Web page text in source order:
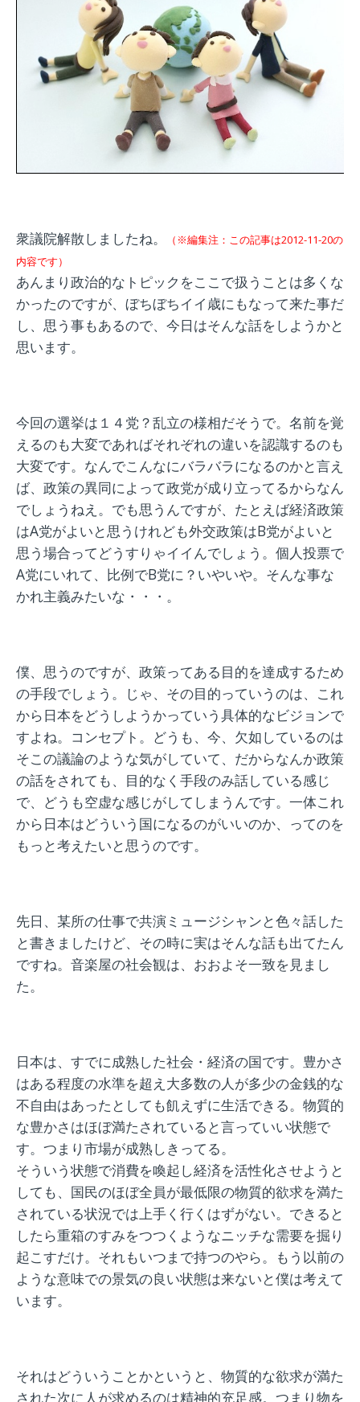
衆議院解散しましたね。
（※編集注：この記事は2012-11-20の
内容です）
あんまり政治的なトピックをここで扱うことは多くな
かったのですが、ぼちぼちイイ歳にもなって来た事だ
し、思う事もあるので、今日はそんな話をしようかと
思います。
今回の選挙は１４党？乱立の様相だそうで。名前を覚
えるのも大変であればそれぞれの違いを認識するのも
大変です。なんでこんなにバラバラになるのかと言え
ば、政策の異同によって政党が成り立ってるからなん
でしょうねえ。でも思うんですが、たとえば経済政策
はA党がよいと思うけれども外交政策はB党がよいと
思う場合ってどうすりゃイイんでしょう。個人投票で
A党にいれて、比例でB党に？いやいや。そんな事な
かれ主義みたいな・・・。
僕、思うのですが、政策ってある目的を達成するため
の手段でしょう。じゃ、その目的っていうのは、これ
から日本をどうしようかっていう具体的なビジョンで
すよね。コンセプト。どうも、今、欠如しているのは
そこの議論のような気がしていて、だからなんか政策
の話をされても、目的なく手段のみ話している感じ
で、どうも空虚な感じがしてしまうんです。一体これ
から日本はどういう国になるのがいいのか、ってのを
もっと考えたいと思うのです。
先日、某所の仕事で共演ミュージシャンと色々話した
と書きましたけど、その時に実はそんな話も出てたん
ですね。音楽屋の社会観は、おおよそ一致を見まし
た。
日本は、すでに成熟した社会・経済の国です。豊かさ
はある程度の水準を超え大多数の人が多少の金銭的な
不自由はあったとしても飢えずに生活できる。物質的
な豊かさはほぼ満たされていると言っていい状態で
す。つまり市場が成熟しきってる。
そういう状態で消費を喚起し経済を活性化させようと
しても、国民のほぼ全員が最低限の物質的欲求を満た
されている状況では上手く行くはずがない。できると
したら重箱のすみをつつくようなニッチな需要を掘り
起こすだけ。それもいつまで持つのやら。もう以前の
ような意味での景気の良い状態は来ないと僕は考えて
います。
それはどういうことかというと、物質的な欲求が満た
された次に人が求めるのは精神的充足感。つまり物を